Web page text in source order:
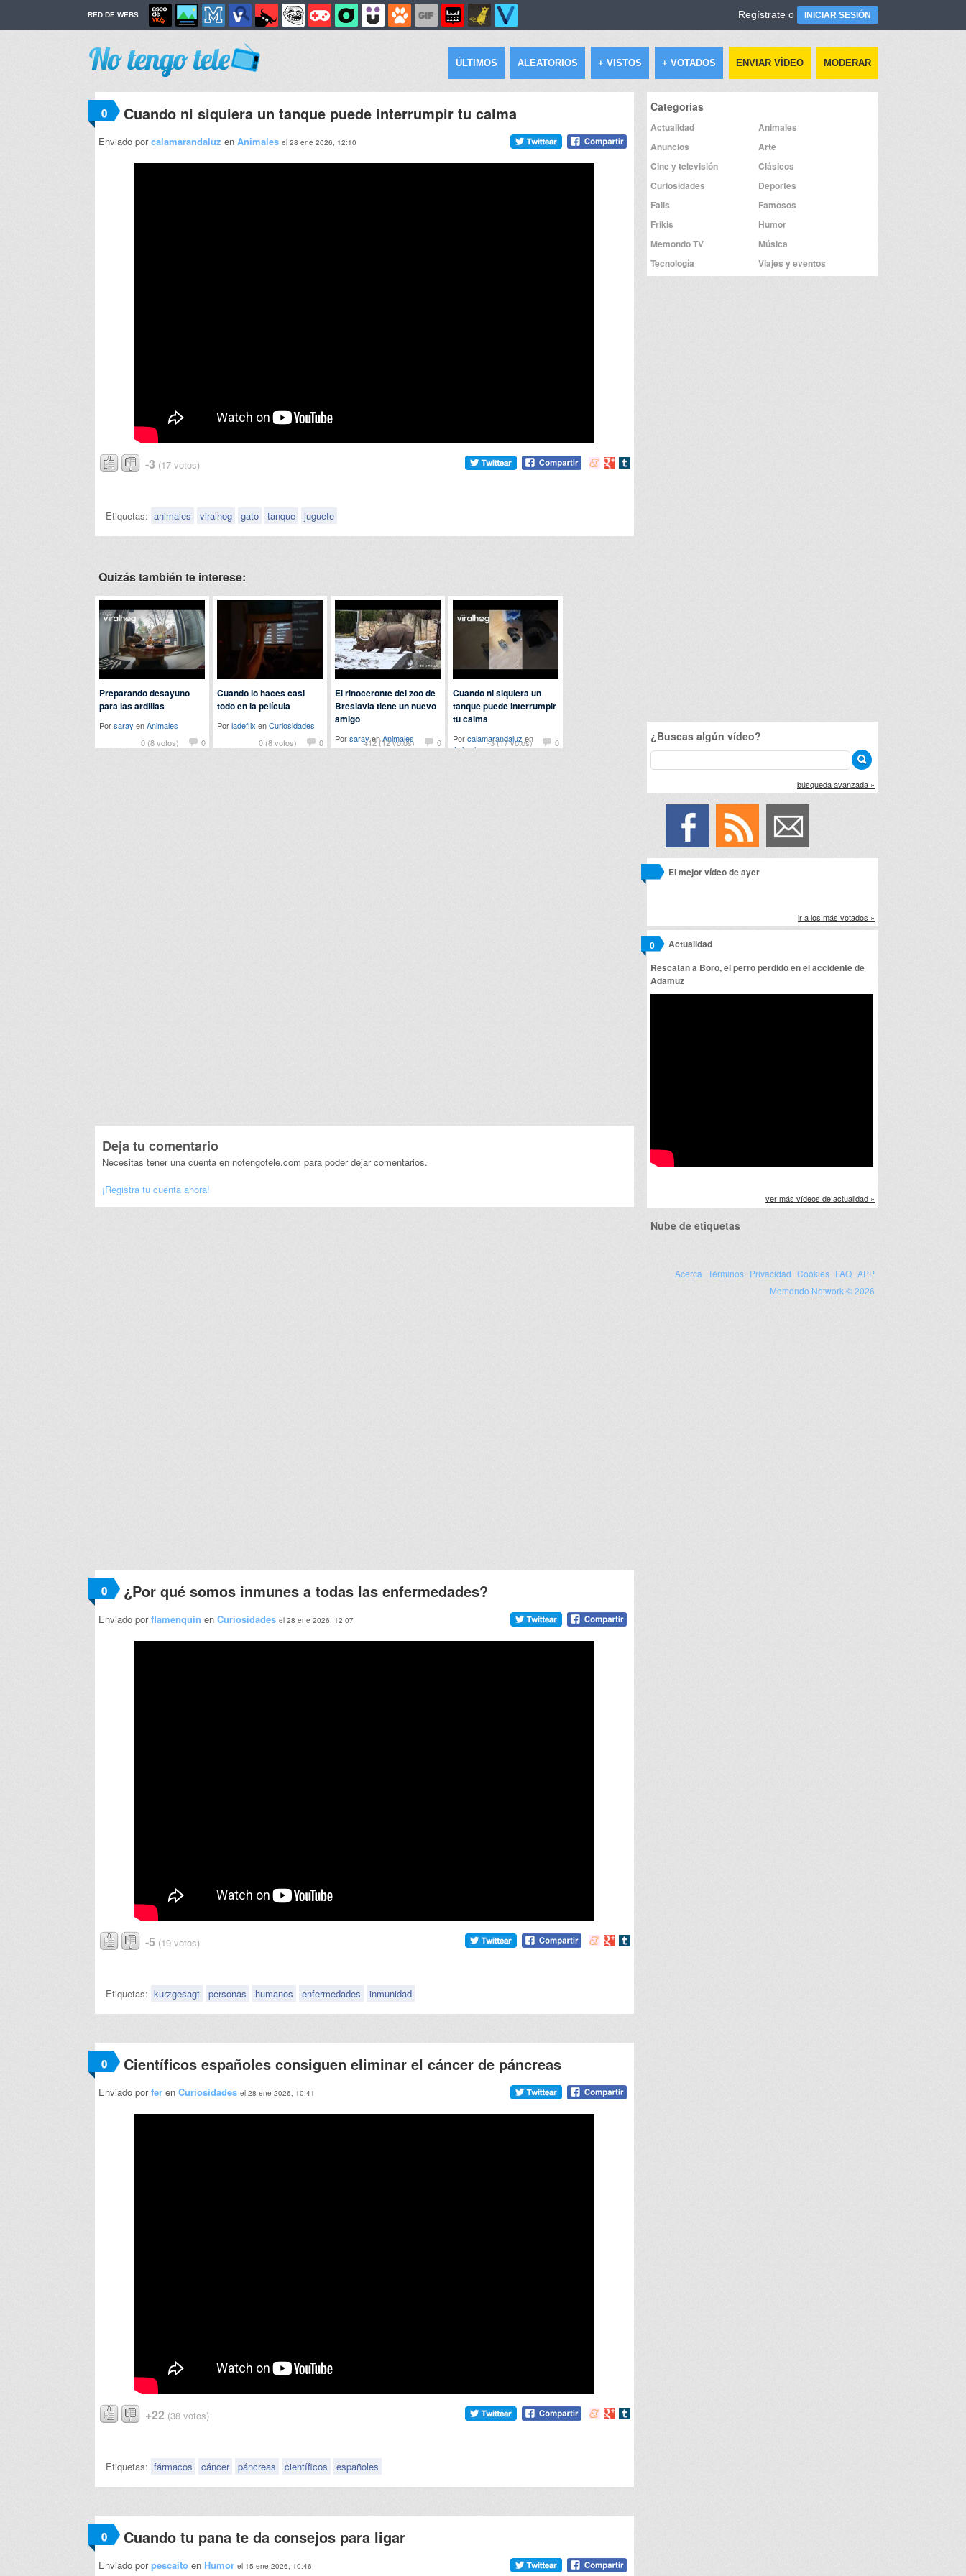
RED DE WEBS Regístrate o INICIAR SESIÓN
ÚLTIMOS ALEATORIOS + VISTOS + VOTADOS ENVIAR VÍDEO MODERAR
0 Cuando ni siquiera un tanque puede interrumpir tu calma
Enviado porcalamarandaluz en Animales el 28 ene 2026, 12:10
-3 (17 votos)
Compartir
Compartir
Compartir
Etiquetas: animales viralhog gato tanque juguete
Quizás también te interese:
0 (8 votos) 0
Preparando desayuno
para las ardillas
Porsaray enAnimales
0 (8 votos)
0
Cuando lo haces casi
todo en la película
Porladeflix enCuriosidades
+12 (12 votos)
0
El rinoceronte del zoo de
Breslavia tiene un nuevo
amigo
PorsarayenAnimales -3 (17 votos) 0
Cuando ni siquiera un
tanque puede interrumpir
tu calma
Porcalamarandaluz en
Animales
Deja tu comentario
Necesitas tener una cuenta en notengotele.com para poder dejar comentarios.
¡Registra tu cuenta ahora!
0 ¿Por qué somos inmunes a todas las enfermedades?
Enviado porflamenquin en Curiosidades el 28 ene 2026, 12:07
-5 (19 votos)
Compartir
Compartir
Compartir
Etiquetas: kurzgesagt personas humanos enfermedades inmunidad
0 Científicos españoles consiguen eliminar el cáncer de páncreas
Enviado porfer en Curiosidades el 28 ene 2026, 10:41
+22 (38 votos)
Compartir
Compartir
Compartir
Etiquetas: fármacos cáncer páncreas científicos españoles
0 Cuando tu pana te da consejos para ligar
Enviado porpescaito en Humor el 15 ene 2026, 10:46
Categorías
Actualidad
Animales
Anuncios
Arte
Cine y televisión
Clásicos
Curiosidades
Deportes
Fails
Famosos
Frikis
Humor
Memondo TV
Música
Tecnología
Viajes y eventos
¿Buscas algún vídeo?
búsqueda avanzada »
El mejor vídeo de ayer
ir a los más votados »
Actualidad
0
Rescatan a Boro, el perro perdido en el accidente de
Adamuz
ver más vídeos de actualidad »
Nube de etiquetas
Acerca Términos Privacidad Cookies FAQ APP
Memondo Network © 2026